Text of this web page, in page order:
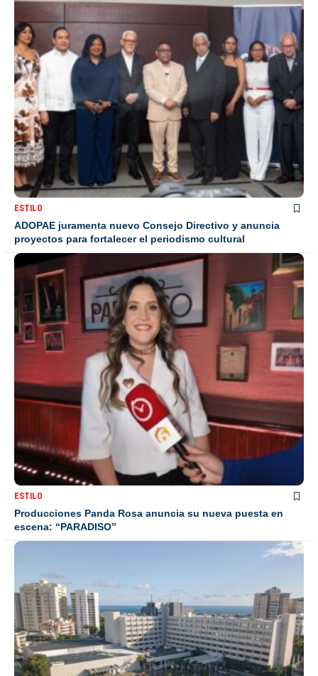
ESTILO
ADOPAE juramenta nuevo Consejo Directivo y anuncia
proyectos para fortalecer el periodismo cultural
ESTILO
Producciones Panda Rosa anuncia su nueva puesta en
escena: “PARADISO”